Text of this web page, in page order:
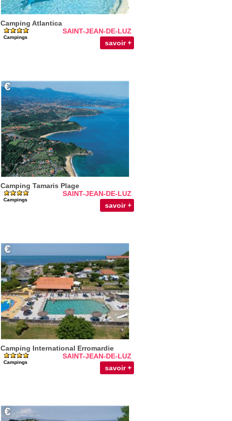
Camping Atlantica
SAINT-JEAN-DE-LUZ
Campings
savoir +
€
Camping Tamaris Plage
SAINT-JEAN-DE-LUZ
Campings
savoir +
€
Camping International Erromardie
SAINT-JEAN-DE-LUZ
Campings
savoir +
€